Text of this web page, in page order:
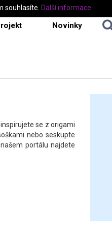
Novinky
se z origami
nebo seskupte
portálu najdete
souhlasíte. Další informace